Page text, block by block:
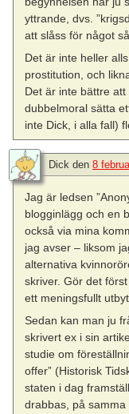
yttrande, dvs.
att slåss för något
Det är inte heller
prostitution, och
Det är inte bättre
dubbelmoral sätta
inte Dick, i alla fall)
Dick den 8
Jag är ledsen
blogginlägg och en
också via mina
jag avser – liksom
alternativa
skriver. Gör det
ett meningsfullt
Sedan kan man ju
skrivert ex i sin
studie om
offer” (Historisk
staten i dag
drabbas, på